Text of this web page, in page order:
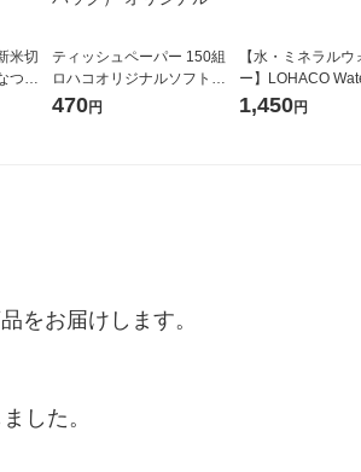
米切
つぼ
7年産
ティッシュペーパー 150組
ロハコオリジナルソフトパ
ックティッシュ フィオナ オ
470円
【水・ミネラルウ
ー】LOHACO
1箱（20本入）ラ
1,450円
をお届けします。
した。